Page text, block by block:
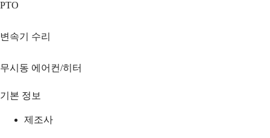
PTO
변속기 수리
무시동 에어컨/히터
기본 정보
제조사